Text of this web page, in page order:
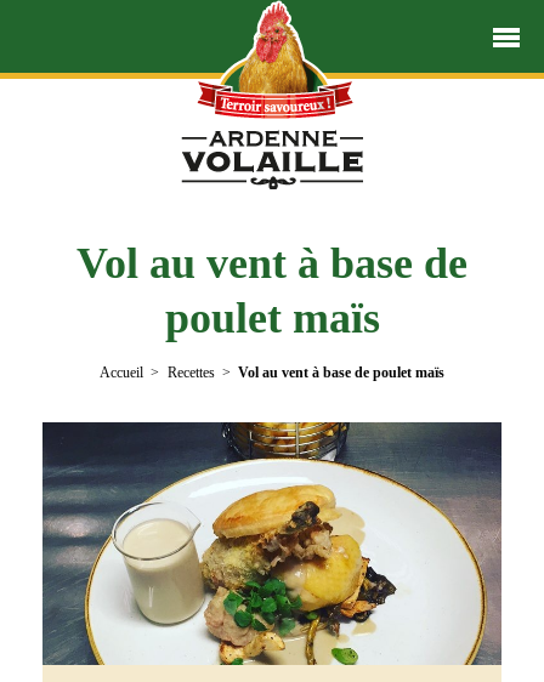
Vol au vent à base de
poulet maïs
Accueil Recettes Vol au vent à base de poulet maïs